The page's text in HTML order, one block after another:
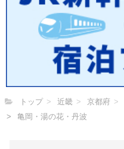
トップ 近畿 京都府
亀岡・湯の花・丹波